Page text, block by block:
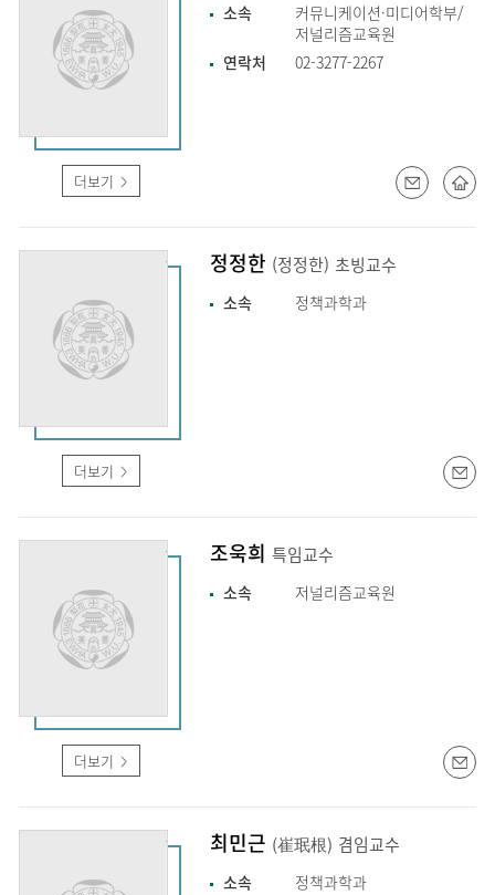
더보기
소속
커뮤니케이션·미디어학부/
저널리즘교육원
연락처
02-3277-2267
더보기
정정한 (정정한) 초빙교수
소속 정책과학과
더보기
조욱희 특임교수
소속 저널리즘교육원
최민근 (崔珉根) 겸임교수
소속 정책과학과